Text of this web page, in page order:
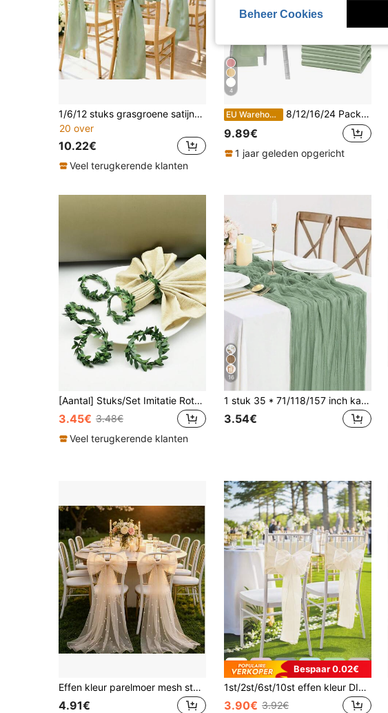
1/6/12 stuks grasgroene satijnen stoelhoezen voor Chiavari-stoelen, saliegroene satijnen stoelstriken, zijden stoelbanden met strikken, feest- en bruiloftstoelhoezen voor verjaardagen, evenementen, hotels, restaurants, ceremonies, banketdecoraties
20 over
10.22€
Veel terugkerende klanten
4
EU Warehouse 8/12/16/24 Pack Rose Gold Satijnen Stoel Riem Stoel Lint Strik Geschikt Voor Bruiloft Banket Feest Babyshower Verjaardag Feest Decoratie
9.89€
1 jaar geleden opgericht
[Aantal] Stuks/Set Imitatie Rotan Servetring
3.45€ 3.48€
Veel terugkerende klanten
16
1 stuk 35 * 71/118/157 inch kaasdoek tafelloper en servetten, Boheemse gaas kaasdoek tafelloper, transparante tafelloper in landelijke stijl, Boheemse tafelloper geschikt voor trouwboog, tuinboog, vrijgezellenfeest, perfect voor bruiloft, festival, vakantie, verjaardagsfeest, decoratie, huisdecoratie (meerdere kleuren beschikbaar) Kerstcadeau
3.54€
Effen kleur parelmoer mesh stoelleuninghoes, elegante strikversiering voor bruiloften en banketten
4.91€
Bespaar 0.02€
1st/2st/6st/10st effen kleur DIY Terylene strik stoelrugdecoratie, geschikt voor verschillende banketten en feesten, stoeldecoratie, voegt feestelijke sfeer toe
3.90€ 3.92€
Beheer Cookies